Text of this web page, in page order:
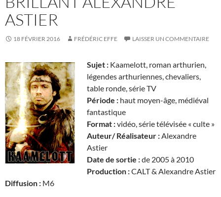
ASTIER
18 FÉVRIER 2016 FRÉDÉRIC EFFE LAISSER UN COMMENTAIRE
Sujet : Kaamelott, roman arthurien,
légendes arthuriennes, chevaliers,
table ronde, série TV
Période : haut moyen-âge, médiéval
fantastique
Format :vidéo, série télévisée « culte »
Auteur/ Réalisateur :Alexandre
Astier
Date de sortie :de 2005 à 2010
Production :CALT & Alexandre Astier
Diffusion : M6